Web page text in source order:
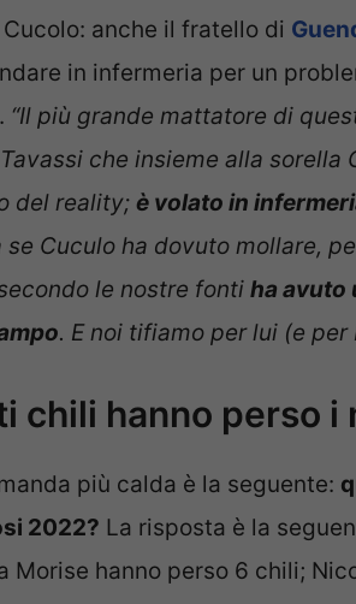
anche il fratello di
in infermeria per un
“Il più grande mattatore di
che insieme alla
del reality; è volato in
se Cuculo ha dovuto mollare,
le nostre fonti ha avuto
. E noi tifiamo per lui (e per
chili hanno perso i
più calda è la seguente:
2022? La risposta è la
Morise hanno perso 6 chili;